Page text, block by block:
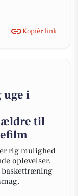
Kopiér link
uge i
ældre til
rig mulighed
oplevelser.
baskettræning